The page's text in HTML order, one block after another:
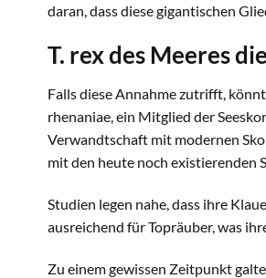
daran, dass diese gigantischen
T. rex des Meeres
Falls diese Annahme zutrifft,
rhenaniae, ein Mitglied der
Verwandtschaft mit modernen
mit den heute noch existierenden
Studien legen nahe, dass ihre
ausreichend für Topräuber, was
Zu einem gewissen Zeitpunkt